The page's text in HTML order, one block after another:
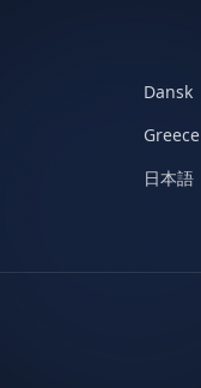
Dansk
Greece
日本語